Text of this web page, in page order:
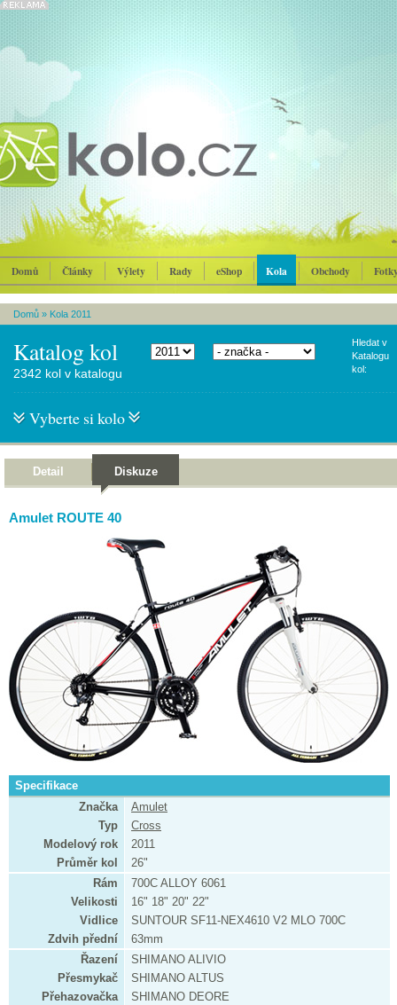
Domů Články Výlety Rady eShop Kola Obchody
Domů » Kola 2011
Katalog kol
Hledat v
Katalogu
kol:
2342 kol v katalogu
Vyberte si kolo
Detail Diskuze
Amulet ROUTE 40
Specifikace
Značka
Amulet
Typ
Cross
Modelový rok
2011
Průměr kol
26"
Rám
700C ALLOY 6061
Velikosti
16" 18" 20" 22"
Vidlice
SUNTOUR SF11-NEX4610 V2 MLO 700C
Zdvih přední
63mm
Řazení
SHIMANO ALIVIO
Přesmykač
SHIMANO ALTUS
Přehazovačka
SHIMANO DEORE